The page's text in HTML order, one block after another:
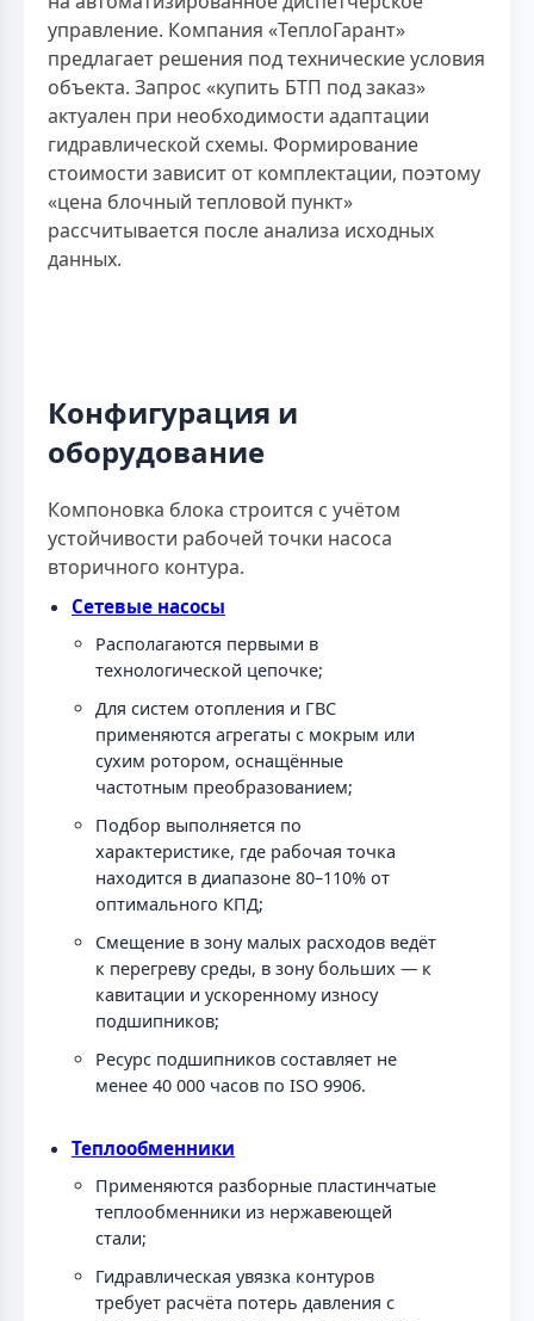
управление. Компания «ТеплоГарант»
предлагает решения под технические условия
объекта. Запрос «купить БТП под заказ»
актуален при необходимости адаптации
гидравлической схемы. Формирование
стоимости зависит от комплектации, поэтому
«цена блочный тепловой пункт»
рассчитывается после анализа исходных
данных.
Конфигурация и
оборудование
Компоновка блока строится с учётом
устойчивости рабочей точки насоса
вторичного контура.
Сетевые насосы
Располагаются первыми в
технологической цепочке;
Для систем отопления и ГВС
применяются агрегаты с мокрым или
сухим ротором, оснащённые
частотным преобразованием;
Подбор выполняется по
характеристике, где рабочая точка
находится в диапазоне 80–110% от
оптимального КПД;
Смещение в зону малых расходов ведёт
к перегреву среды, в зону больших — к
кавитации и ускоренному износу
подшипников;
Ресурс подшипников составляет не
менее 40 000 часов по ISO 9906.
Теплообменники
Применяются разборные пластинчатые
теплообменники из нержавеющей
стали;
Гидравлическая увязка контуров
требует расчёта потерь давления с